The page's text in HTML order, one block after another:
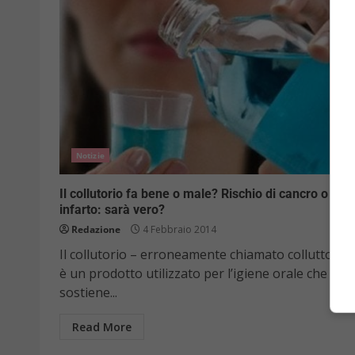
Notizie
Il collutorio fa bene o male? Rischio di cancro o
infarto: sarà vero?
Redazione 4 Febbraio 2014
Il collutorio – erroneamente chiamato colluttorio –
è un prodotto utilizzato per l’igiene orale che si
sostiene...
Read More